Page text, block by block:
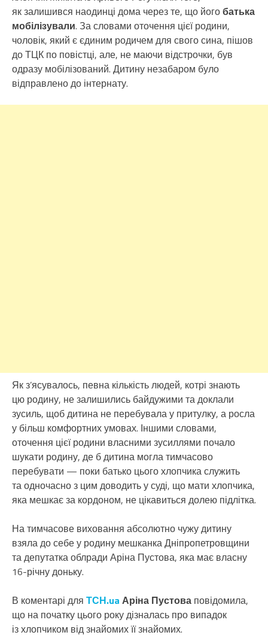
як залишився наодинці дома через те, що йогобатька
мобілізували. За словами оточення цієї родини,
чоловік, який є єдиним родичем для свого сина, пішов
до ТЦК по повістці, але, не маючи відстрочки, був
одразу мобілізований. Дитину незабаром було
відправлено до інтернату.
Як з’ясувалось, певна кількість людей, котрі знають
цю родину, не залишились байдужими та доклали
зусиль, щоб дитина не перебувала у притулку, а росла
у більш комфортних умовах. Іншими словами,
оточення цієї родини власними зусиллями почало
шукати родину, де б дитина могла тимчасово
перебувати — поки батько цього хлопчика служить
та одночасно з цим доводить у суді, що мати хлопчика,
яка мешкає за кордоном, не цікавиться долею підлітка.
На тимчасове виховання абсолютно чужу дитину
взяла до себе у родину мешканка Дніпропетровщини
та депутатка облради Аріна Пустова, яка має власну
16-річну доньку.
В коментарі для ТСН.ua Аріна Пустова повідомила,
що на початку цього року дізналась про випадок
із хлопчиком від знайомих її знайомих.